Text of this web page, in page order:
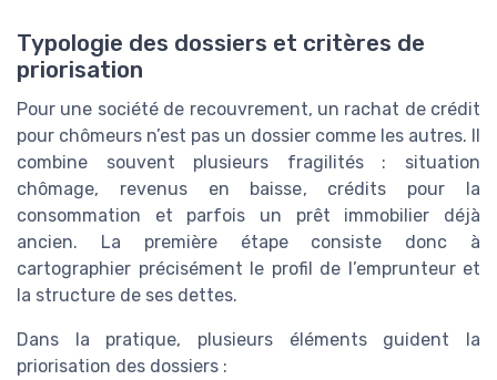
Typologie des dossiers et critères de
priorisation
Pour une société de recouvrement, un rachat de crédit
pour chômeurs n’est pas un dossier comme les autres. Il
combine souvent plusieurs fragilités : situation
chômage, revenus en baisse, crédits pour la
consommation et parfois un prêt immobilier déjà
ancien. La première étape consiste donc à
cartographier précisément le profil de l’emprunteur et
la structure de ses dettes.
Dans la pratique, plusieurs éléments guident la
priorisation des dossiers :